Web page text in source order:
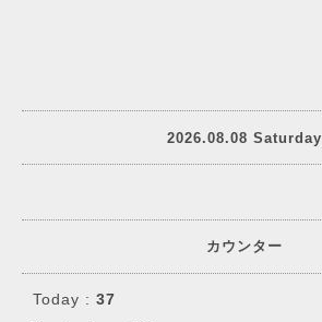
2026.08.08 Saturday
カウンター
Today : 37